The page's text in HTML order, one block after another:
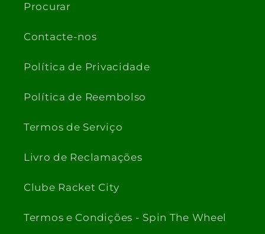
Procurar
Contacte-nos
Política de Privacidade
Política de Reembolso
Termos de Serviço
Livro de Reclamações
Clube Racket City
Termos e Condições - Spin The Wheel